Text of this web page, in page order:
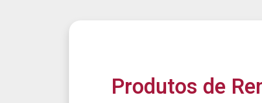
Produtos de